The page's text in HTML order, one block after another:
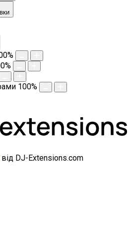
%
%
100%
від DJ-Extensions.com